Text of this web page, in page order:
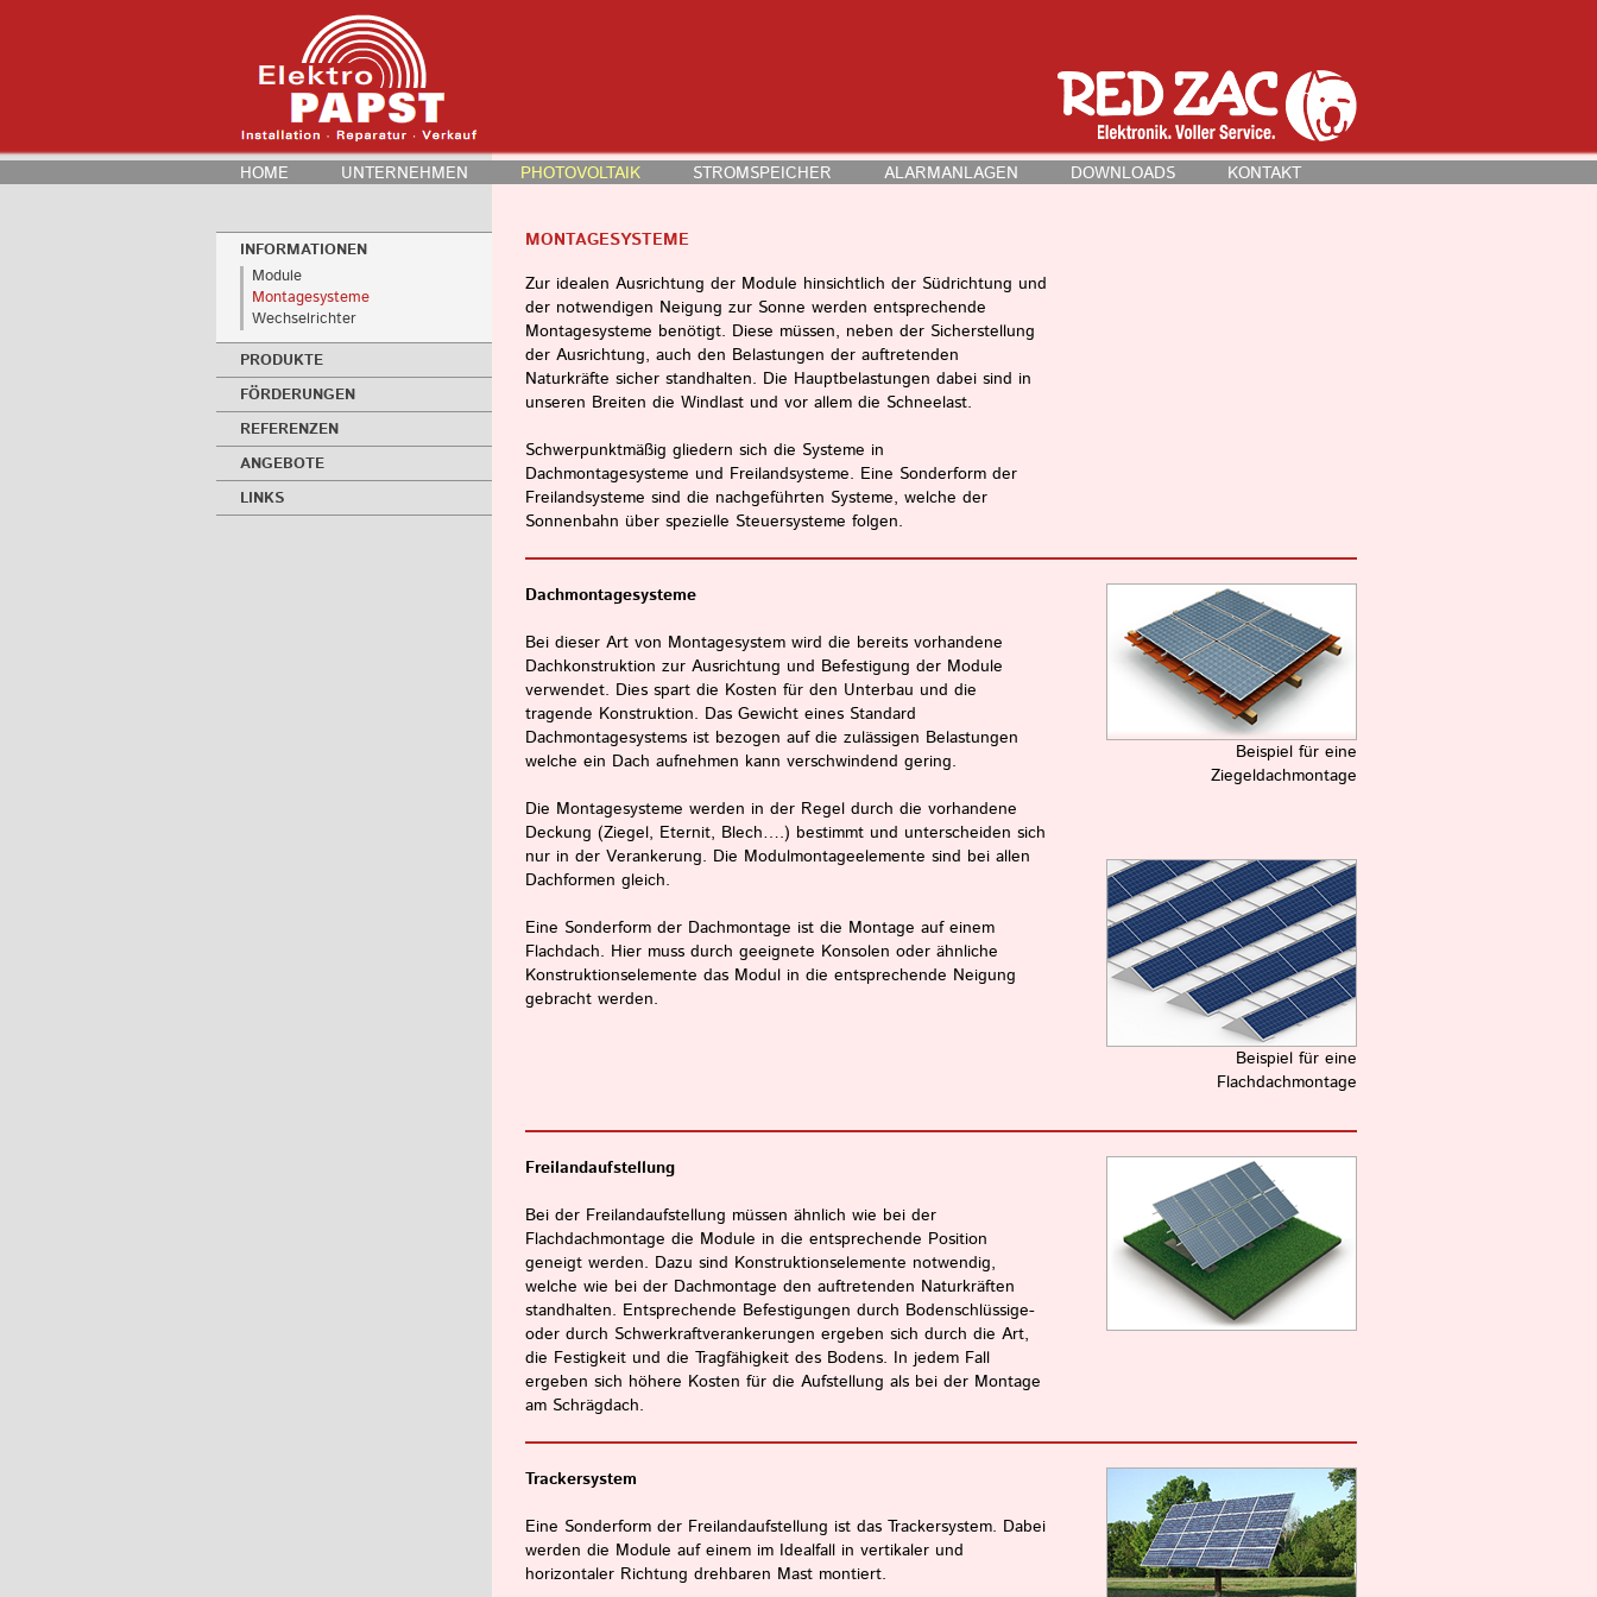
HOME UNTERNEHMEN PHOTOVOLTAIK STROMSPEICHER ALARMANLAGEN DOWNLOADS KONTAKT
INFORMATIONEN
Module
Montagesysteme
Wechselrichter
PRODUKTE
FÖRDERUNGEN
REFERENZEN
ANGEBOTE
LINKS
MONTAGESYSTEME
Zur idealen Ausrichtung der Module hinsichtlich der Südrichtung und
der notwendigen Neigung zur Sonne werden entsprechende
Montagesysteme benötigt. Diese müssen, neben der Sicherstellung
der Ausrichtung, auch den Belastungen der auftretenden
Naturkräfte sicher standhalten. Die Hauptbelastungen dabei sind in
unseren Breiten die Windlast und vor allem die Schneelast.
Schwerpunktmäßig gliedern sich die Systeme in
Dachmontagesysteme und Freilandsysteme. Eine Sonderform der
Freilandsysteme sind die nachgeführten Systeme, welche der
Sonnenbahn über spezielle Steuersysteme folgen.
Beispiel für eine
Ziegeldachmontage
Beispiel für eine
Flachdachmontage
Dachmontagesysteme
Bei dieser Art von Montagesystem wird die bereits vorhandene
Dachkonstruktion zur Ausrichtung und Befestigung der Module
verwendet. Dies spart die Kosten für den Unterbau und die
tragende Konstruktion. Das Gewicht eines Standard
Dachmontagesystems ist bezogen auf die zulässigen Belastungen
welche ein Dach aufnehmen kann verschwindend gering.
Die Montagesysteme werden in der Regel durch die vorhandene
Deckung (Ziegel, Eternit, Blech….) bestimmt und unterscheiden sich
nur in der Verankerung. Die Modulmontageelemente sind bei allen
Dachformen gleich.
Eine Sonderform der Dachmontage ist die Montage auf einem
Flachdach. Hier muss durch geeignete Konsolen oder ähnliche
Konstruktionselemente das Modul in die entsprechende Neigung
gebracht werden.
Freilandaufstellung
Bei der Freilandaufstellung müssen ähnlich wie bei der
Flachdachmontage die Module in die entsprechende Position
geneigt werden. Dazu sind Konstruktionselemente notwendig,
welche wie bei der Dachmontage den auftretenden Naturkräften
standhalten. Entsprechende Befestigungen durch Bodenschlüssige-
oder durch Schwerkraftverankerungen ergeben sich durch die Art,
die Festigkeit und die Tragfähigkeit des Bodens. In jedem Fall
ergeben sich höhere Kosten für die Aufstellung als bei der Montage
am Schrägdach.
Trackersystem
Eine Sonderform der Freilandaufstellung ist das Trackersystem. Dabei
werden die Module auf einem im Idealfall in vertikaler und
horizontaler Richtung drehbaren Mast montiert.